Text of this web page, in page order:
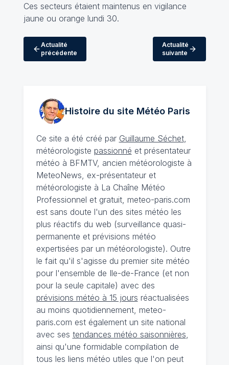
Ces secteurs étaient maintenus en vigilance
jaune ou orange lundi 30.
Actualité
précédente
Actualité
suivante
Histoire du site MétéoParis
Ce site a été créé par Guillaume Séchet,
météorologiste passionné et présentateur
météo à BFMTV, ancien météorologiste à
MeteoNews, ex-présentateur et
météorologiste à La Chaîne Météo
Professionnel et gratuit, meteo-paris.com
est sans doute l'un des sites météo les
plus réactifs du web (surveillance quasi-
permanente et prévisions météo
expertisées par un météorologiste). Outre
le fait qu'il s'agisse du premier site météo
pour l'ensemble de Ile-de-France (et non
pour la seule capitale) avec des
prévisions météo à 15 jours réactualisées
au moins quotidiennement, meteo-
paris.com est également un site national
avec ses tendances météo saisonnières
ainsi qu'une formidable compilation de
tous les liens météo utiles que l'on peut